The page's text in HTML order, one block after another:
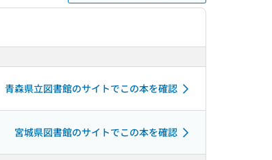
青森県立図書館のサイトでこの本を確認
宮城県図書館のサイトでこの本を確認